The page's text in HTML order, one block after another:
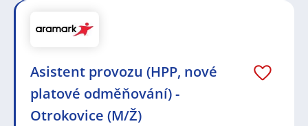
Asistent provozu (HPP, nové
platové odměňování) -
Otrokovice (M/Ž)